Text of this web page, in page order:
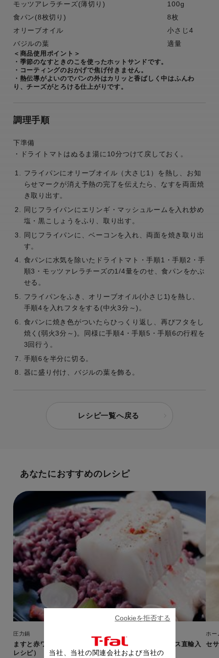
モッツアレラチーズ(薄切り)
100g
食パン(8枚切り)
8枚
オリーブオイル
小さじ4
バジルの葉
適量
＜商品使用ポイント＞
・季節のなすときのこを使ったホットサンドです。
・コーティングのおかげで焦げ付きません。
・熱伝導がよいのでパンの外はカリッと香ばしく中はふんわ
り、チーズがとろける仕上がりです。
調理手順
下準備
・ドライトマトはぬるま湯に10分つけて戻しておく。
フライパンにオリーブオイル（大さじ1）を熱し、お知
らせマークが消え予熱の完了を伝えたら、なすを両面焼
き取り出す。
同じフライパンにエリンギ・マッシュルームを入れ炒め
塩・黒こしょうをふり、取り出す。
同じフライパンに、ベーコンを入れ、両面を焼き取り出
す。
食パンに水気を除いたドライトマト・手順1・手順2・手
順3・モッツァレラチーズの1/4量をのせ、食パンをかぶ
せる。
フライパンをふき、オリーブオイル(小さじ1)を熱し、
手順4を入れフタをする(中火3分～)。
食パンに焼き色がついたらひっくり返し、再びフタをし
焼く(弱火3分～)。同様に手順4・手順5・手順6の行程を
3回行う。
手順6を半分に切る。
器に盛り付け、バジルの葉を飾る。
レシピ一覧へ戻る
あなたにおすすめのレシピ
圧力鍋
ますと赤ワインリゾット、マテローテソース（フランス直輸入
レシピ）
ホー
セ
当社、当社の関連会社および当社の
Cookieを拒否する